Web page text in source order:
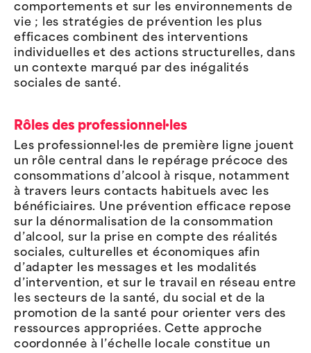
comportements et sur les environnements de
vie ; les stratégies de prévention les plus
efficaces combinent des interventions
individuelles et des actions structurelles, dans
un contexte marqué par des inégalités
sociales de santé.
Rôles des professionnel·les
Les professionnel·les de première ligne jouent
un rôle central dans le repérage précoce des
consommations d’alcool à risque, notamment
à travers leurs contacts habituels avec les
bénéficiaires. Une prévention efficace repose
sur la dénormalisation de la consommation
d’alcool, sur la prise en compte des réalités
sociales, culturelles et économiques afin
d’adapter les messages et les modalités
d’intervention, et sur le travail en réseau entre
les secteurs de la santé, du social et de la
promotion de la santé pour orienter vers des
ressources appropriées. Cette approche
coordonnée à l’échelle locale constitue un